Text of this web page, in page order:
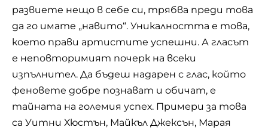
развиете нещо в себе си, трябва преди това
да го имате „навито“. Уникалността е това,
което прави артистите успешни. А гласът
е неповторимият почерк на всеки
изпълнител. Да бъдеш надарен с глас, който
феновете добре познават и обичат, е
тайната на големия успех. Примери за това
са Уитни Хюстън, Майкъл Джексън, Марая